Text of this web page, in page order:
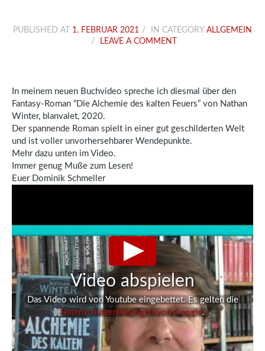
PUBLISHED AT 1. FEBRUAR 2021 IN CATEGORY ALLGEMEIN
LEAVE A COMMENT
In meinem neuen Buchvideo spreche ich diesmal über den
Fantasy-Roman “Die Alchemie des kalten Feuers” von Nathan
Winter, blanvalet, 2020.
Der spannende Roman spielt in einer gut geschilderten Welt
und ist voller unvorhersehbarer Wendepunkte.
Mehr dazu unten im Video.
Immer genug Muße zum Lesen!
Euer Dominik Schmeller
Video abspielen
Das Video wird von Youtube eingebettet. Es gelten die
Datenschutzerklärungen von Google.